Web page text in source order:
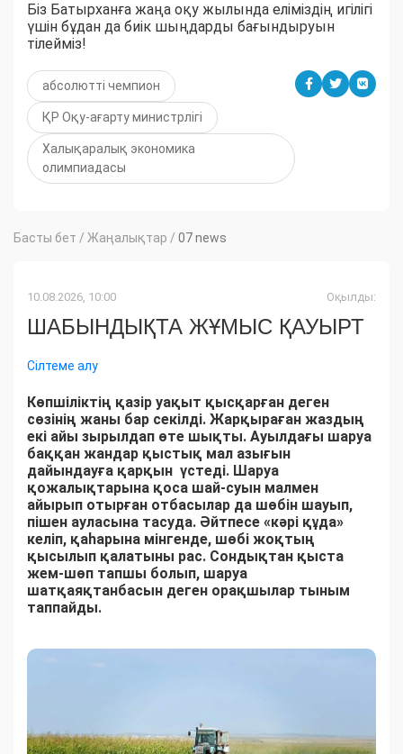
Біз Батырханға жаңа оқу жылында еліміздің игілігі
үшін бұдан да биік шыңдарды бағындыруын
тілейміз!
абсолютті чемпион
ҚР Оқу-ағарту министрлігі
Халықаралық экономика
олимпиадасы
Басты бет / Жаңалықтар / 07 news
10.08.2026, 10:00 Оқылды:
ШАБЫНДЫҚТА ЖҰМЫС ҚАУЫРТ
Сілтеме алу
Көпшіліктің қазір уақыт қысқарған деген
сөзінің жаны бар секілді. Жарқыраған жаздың
екі айы зырылдап өте шықты. Ауылдағы шаруа
баққан жандар қыстық мал азығын
дайындауға қарқын үстеді. Шаруа
қожалықтарына қоса шай-суын малмен
айырып отырған отбасылар да шөбін шауып,
пішен ауласына тасуда. Әйтпесе «кәрі құда»
келіп, қаһарына мінгенде, шөбі жоқтың
қысылып қалатыны рас. Сондықтан қыста
жем-шөп тапшы болып, шаруа
шатқаяқтанбасын деген орақшылар тыным
таппайды.